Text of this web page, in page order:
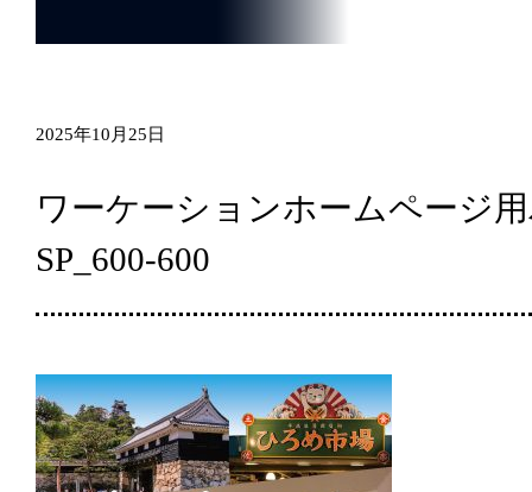
2025年10月25日
ワーケーションホームページ
SP_600-600